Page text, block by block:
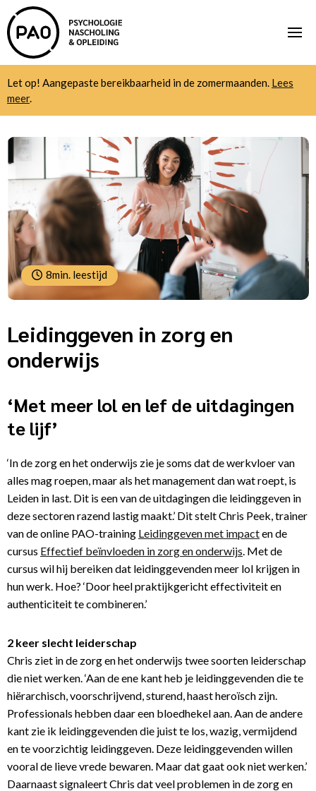
Let op! Aangepaste bereikbaarheid in de zomermaanden. Lees
meer.
8min. leestijd
Leidinggeven in zorg en
onderwijs
‘Met meer lol en lef de uitdagingen
te lijf’
‘In de zorg en het onderwijs zie je soms dat de werkvloer van
alles mag roepen, maar als het management dan wat roept, is
Leiden in last. Dit is een van de uitdagingen die leidinggeven in
deze sectoren razend lastig maakt.’ Dit stelt Chris Peek, trainer
van de online PAO-training Leidinggeven met impacten de
cursus Effectief beïnvloeden in zorg en onderwijs . Met de
cursus wil hij bereiken dat leidinggevenden meer lol krijgen in
hun werk. Hoe? ‘Door heel praktijkgericht effectiviteit en
authenticiteit te combineren.’
2 keer slecht leiderschap
Chris ziet in de zorg en het onderwijs twee soorten leiderschap
die niet werken. ‘Aan de ene kant heb je leidinggevenden die te
hiërarchisch, voorschrijvend, sturend, haast heroïsch zijn.
Professionals hebben daar een bloedhekel aan. Aan de andere
kant zie ik leidinggevenden die juist te los, wazig, vermijdend
en te voorzichtig leidinggeven. Deze leidinggevenden willen
vooral de lieve vrede bewaren. Maar dat gaat ook niet werken.’
Daarnaast signaleert Chris dat veel problemen in de zorg en